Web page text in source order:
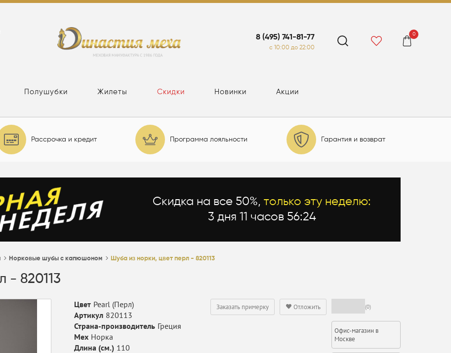
8 (495) 741-81-77
c 10:00 до 22:00
0
Полушубки Жилеты Скидки Новинки Акции
Рассрочка и кредит Программа лояльности Гарантия и возврат
Скидка на все 50%, только эту неделю:
3 дня 11 часов 56:23
Норковые шубы с капюшоном Шуба из норки, цвет перл - 820113
- 820113
(0)
Офис-магазин в
Москве
Отложить
Заказать примерку
Цвет Pearl (Перл)
Артикул 820113
Страна-производитель Греция
Мех Норка
Длина (см.) 110